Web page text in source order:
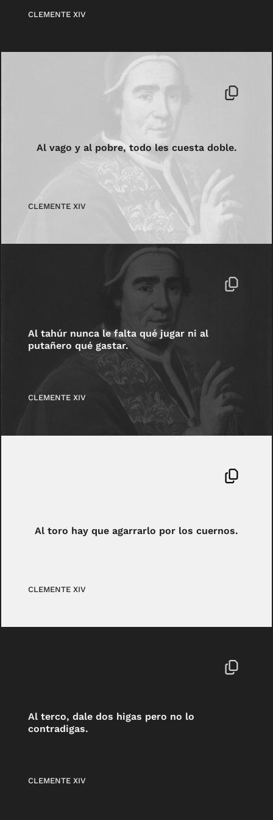
CLEMENTE XIV
Al vago y al pobre, todo les cuesta doble.
CLEMENTE XIV
Al tahúr nunca le falta qué jugar ni al
putañero qué gastar.
CLEMENTE XIV
Al toro hay que agarrarlo por los cuernos.
CLEMENTE XIV
Al terco, dale dos higas pero no lo
contradigas.
CLEMENTE XIV